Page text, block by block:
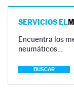
SERVICIOS EL
Encuentra los
neumáticos…
BUSCAR